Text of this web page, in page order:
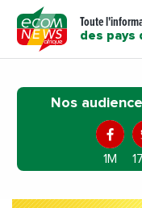
Toute
des pays
Nos
1M